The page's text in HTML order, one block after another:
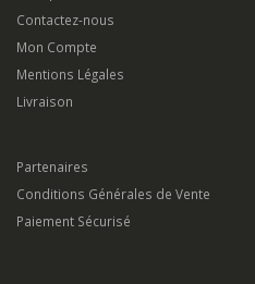
Contactez-nous
Mon Compte
Mentions Légales
Livraison
Partenaires
Conditions Générales de Vente
Paiement Sécurisé